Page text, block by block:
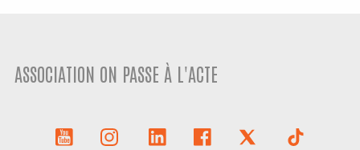
ASSOCIATION ON PASSE À L'ACTE